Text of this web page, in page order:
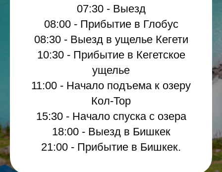
07:30 - Выезд
08:00 - Прибытие в Глобус
08:30 - Выезд в ущелье Кегети
10:30 - Прибытие в Кегетское
ущелье
11:00 - Начало подъема к озеру
Кол-Тор
15:30 - Начало спуска с озера
18:00 - Выезд в Бишкек
21:00 - Прибытие в Бишкек.